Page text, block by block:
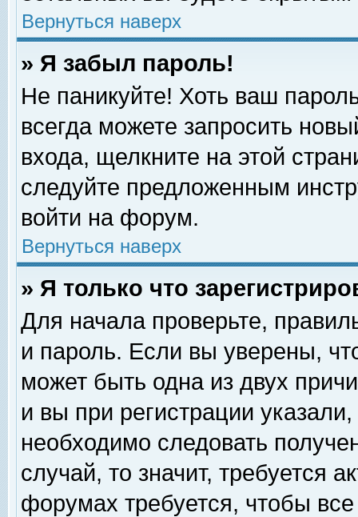
Вернуться наверх
» Я забыл пароль!
Не паникуйте! Хоть ваш
всегда можете запросить
входа, щелкните на этой
следуйте предложенным
войти на форум.
Вернуться наверх
» Я только что
Для начала проверьте,
и пароль. Если вы уверены,
может быть одна из двух
и вы при регистрации
необходимо следовать
случай, то значит, требуется
форумах требуется, чтобы